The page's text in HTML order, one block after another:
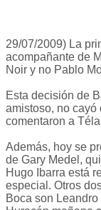
29/07/2009) La
acompañante de
Noir y no Pablo
Esta decisión de
amistoso, no cayó
comentaron a
Además, hoy se
de Gary Medel,
Hugo Ibarra está
especial. Otros
Boca son